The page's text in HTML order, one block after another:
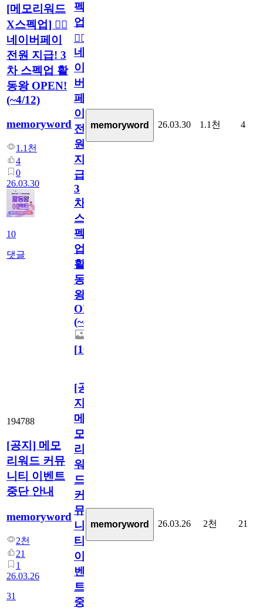
[메모리워드
X스펙업] 🏃‍♀️
네이버페이
전원 지급! 3
차 스펙업 활
동왕 OPEN!
(~4/12)
memoryword
1.1천
4
0
26.03.30
10
댓글
펙
업]
🏃‍♀️
네
이
버
페
이
전
원
지
급!
3
차
스
펙
업
활
동
왕
OPEN!
(~4/12)
[10
memoryword 26.03.30 1.1천 4
194788
[공지] 메모
리워드 커뮤
니티 이벤트
중단 안내
memoryword
2천
21
1
26.03.26
31
[공
지]
메
모
리
워
드
커
뮤
니
티
이
벤
트
중
memoryword 26.03.26 2천 21